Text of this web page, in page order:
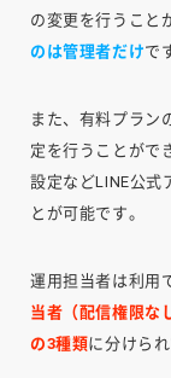
の変更を行うこと
のは管理者だけで
また、有料プラン
定を行うことがで
設定などLINE公式
とが可能です。
運用担当者は利用
当者（配信権限な
の3種類に分けられ